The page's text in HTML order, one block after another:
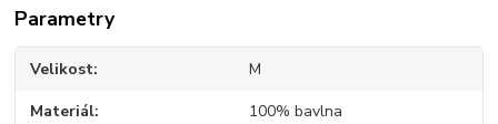
Parametry
Velikost M
Materiál 100% bavlna